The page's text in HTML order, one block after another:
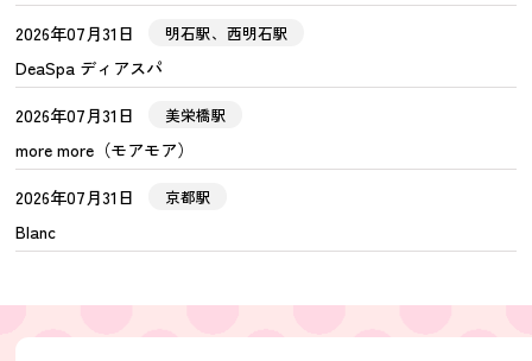
2026年07月31日
明石駅、西明石駅
DeaSpa ディアスパ
2026年07月31日
美栄橋駅
more more（モアモア）
2026年07月31日
京都駅
Blanc